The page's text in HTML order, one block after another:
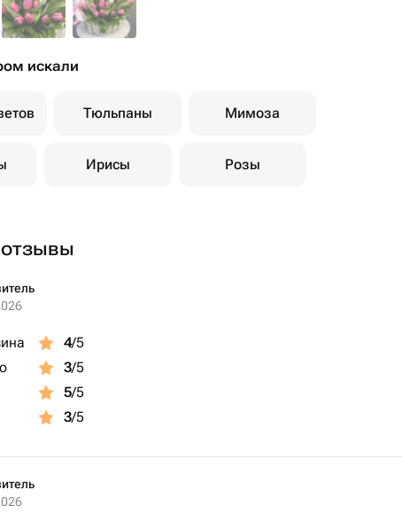
искали
Тюльпаны Мимоза
Ирисы Розы
4/5
3/5
5/5
3/5